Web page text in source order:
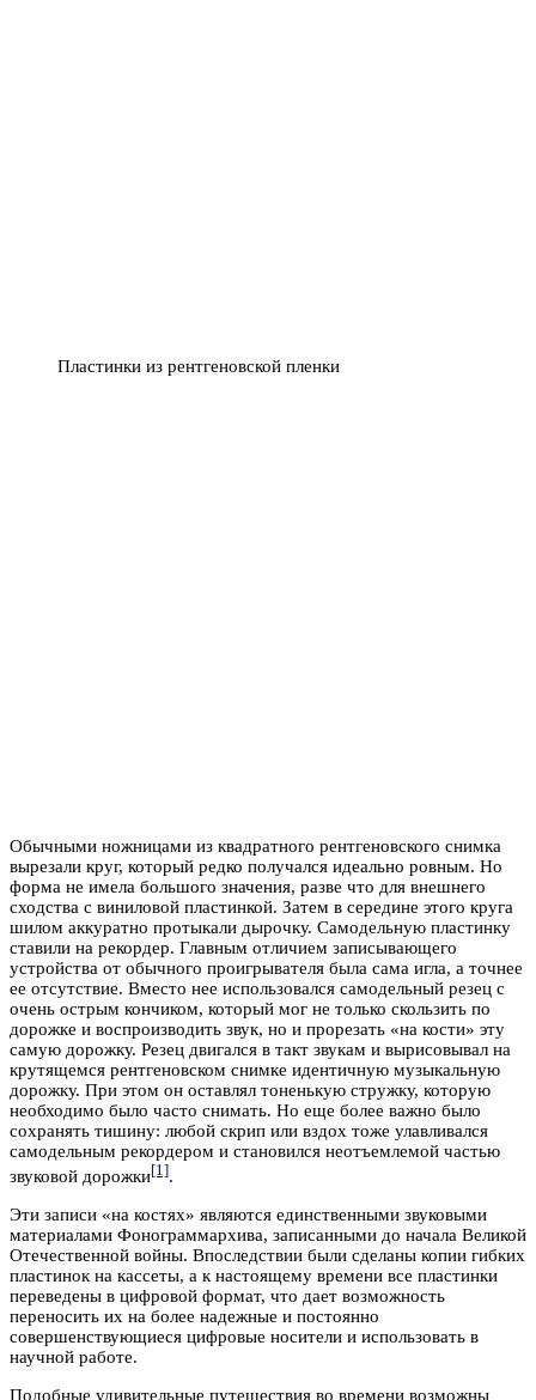
Пластинки из рентгеновской пленки
Обычными ножницами из квадратного рентгеновского снимка
вырезали круг, который редко получался идеально ровным. Но
форма не имела большого значения, разве что для внешнего
сходства с виниловой пластинкой. Затем в середине этого круга
шилом аккуратно протыкали дырочку. Самодельную пластинку
ставили на рекордер. Главным отличием записывающего
устройства от обычного проигрывателя была сама игла, а точнее
ее отсутствие. Вместо нее использовался самодельный резец с
очень острым кончиком, который мог не только скользить по
дорожке и воспроизводить звук, но и прорезать «на кости» эту
самую дорожку. Резец двигался в такт звукам и вырисовывал на
крутящемся рентгеновском снимке идентичную музыкальную
дорожку. При этом он оставлял тоненькую стружку, которую
необходимо было часто снимать. Но еще более важно было
сохранять тишину: любой скрип или вздох тоже улавливался
самодельным рекордером и становился неотъемлемой частью
звуковой дорожки[1].
Эти записи «на костях» являются единственными звуковыми
материалами Фонограммархива, записанными до начала Великой
Отечественной войны. Впоследствии были сделаны копии гибких
пластинок на кассеты, а к настоящему времени все пластинки
переведены в цифровой формат, что дает возможность
переносить их на более надежные и постоянно
совершенствующиеся цифровые носители и использовать в
научной работе.
Подобные удивительные путешествия во времени возможны